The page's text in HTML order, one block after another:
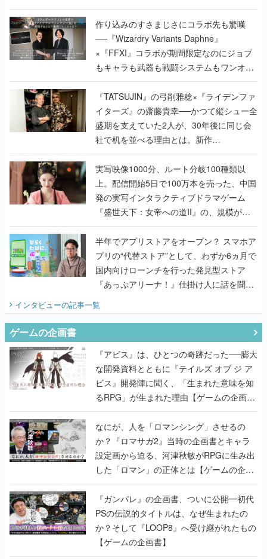
作り込みのすさまじさにコラボ先も驚嘆
──『Wizardry Variants Daphne』
×『FFXI』コラボが期間限定なのにジョブ
もキャラも武器も戦闘システムもワンオフ
で作り込まれた理由を両ディレクターに聞
く
『TATSUJIN』の弓削雅稔×『ライデンファ
イターズ』の齋藤貴幸──かつて縦シュー全
盛期を支えていた2人が、30年後に同じ会
社で机を並べる理由とは。新作
『TATSUJIN EXTREME』で初タッグを組
んだレジェンド2人に訊く開発秘話
実写映像1000分、ルート分岐100種類以
上。配信開始5日で100万本を売った、中国
発の実写インタラクティブドラマゲーム
『盛世天下：女帝への道II』の、規模が違
うこだわりをプロデューサーに聞いた
半年でアプリストアをオープン？ スマホア
プリの“代替ストア”として、わずか6ヵ月で
国内向けローンチを行った発見型ストア
『あっぷアリーナ！』仕掛け人に話を聞い
てみた
インタビューの記事一覧
ゲームの企画書
『アビス』は、ひとつの奇跡だった──膨大
な開発資料とともに『テイルズ オブ ジ ア
ビス』開発陣に聞く、「生まれた意味を知
るRPG」が生まれた理由【ゲームの企画
書】
なにが、人を「ロマンシング」させるの
か？『ロマサガ2』当時の企画書とキャラ
設定画から迫る、河津秋敏がRPGに生み出
した「ロマン」の正体とは【ゲームの企画
書】
『ガンパレ』の企画書、ついに公開━初代
PSの伝説的タイトルは、なぜ生まれたの
か？そして『LOOP8』へ受け継がれたもの
【ゲームの企画書】